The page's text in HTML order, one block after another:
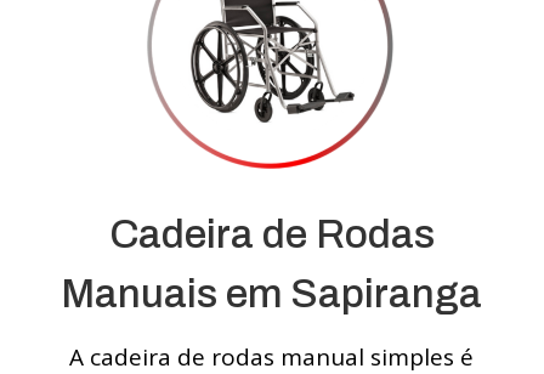
Cadeira de Rodas
Manuais em Sapiranga
A cadeira de rodas manual simples é